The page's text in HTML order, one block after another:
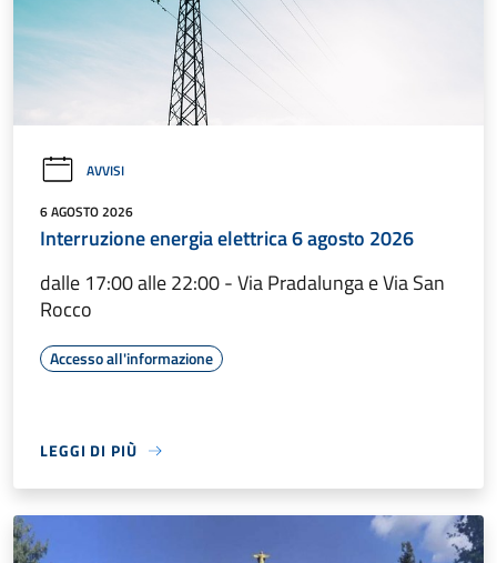
AVVISI
6 AGOSTO 2026
Interruzione energia elettrica 6 agosto 2026
dalle 17:00 alle 22:00 - Via Pradalunga e Via San
Rocco
Accesso all'informazione
LEGGI DI PIÙ